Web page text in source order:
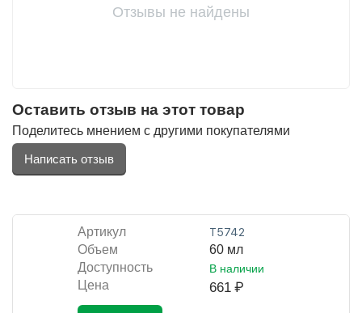
Отзывы не найдены
Оставить отзыв на этот товар
Поделитесь мнением с другими покупателями
Написать отзыв
Артикул Т5742
Объем
60 мл
Доступность
В наличии
Цена 661 ₽